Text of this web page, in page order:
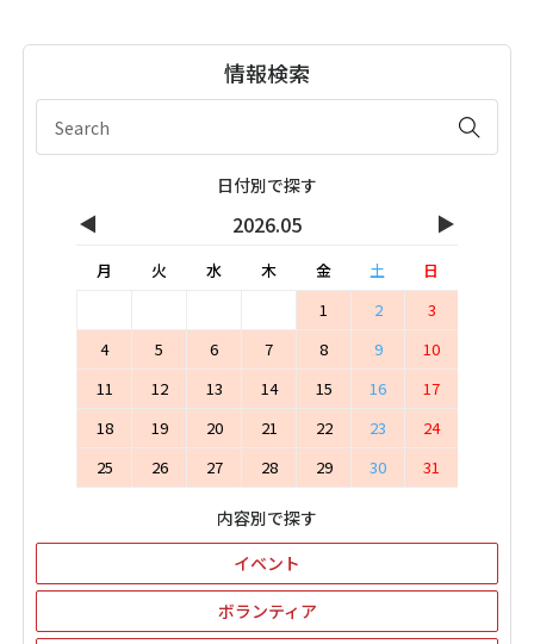
情報検索
日付別で探す
◀ 2026.05 ▶
月 火 水 木 金 土
日
1
2
3
4
5 6 7 8 9
10
11
12 13 14 15 16
17
18
19 20 21 22 23
24
25
26 27 28 29 30 31
内容別で探す
イベント
ボランティア